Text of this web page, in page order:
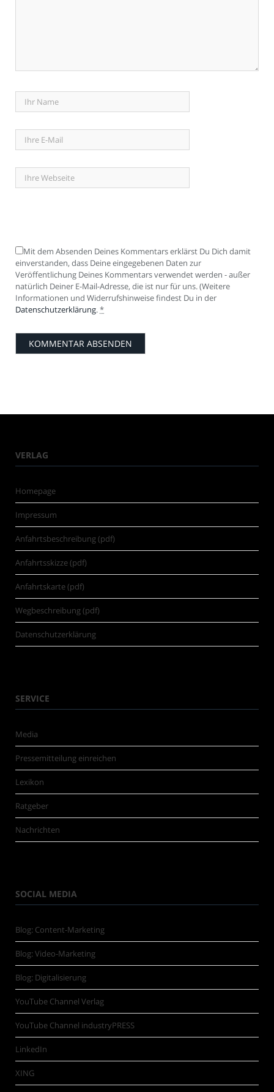
Mit dem Absenden Deines Kommentars erklärst Du Dich damit
einverstanden, dass Deine eingegebenen Daten zur
Veröffentlichung Deines Kommentars verwendet werden - außer
natürlich Deiner E-Mail-Adresse, die ist nur für uns. (Weitere
Informationen und Widerrufshinweise findest Du in der
Datenschutzerklärung.*
VERLAG
Homepage
Impressum
Anfahrtsbeschreibung (pdf)
Anfahrtsskizze (pdf)
Anfahrtskarte (pdf)
Wegbeschreibung (pdf)
Datenschutzerklärung
SERVICE
Media
Pressemitteilung einreichen
Lexikon
Ratgeber
Nachrichten
SOCIAL MEDIA
Blog: Content-Marketing
Blog: Video-Marketing
Blog: Digitalisierung
YouTube Channel Verlag
YouTube Channel industryPRESS
LinkedIn
XING